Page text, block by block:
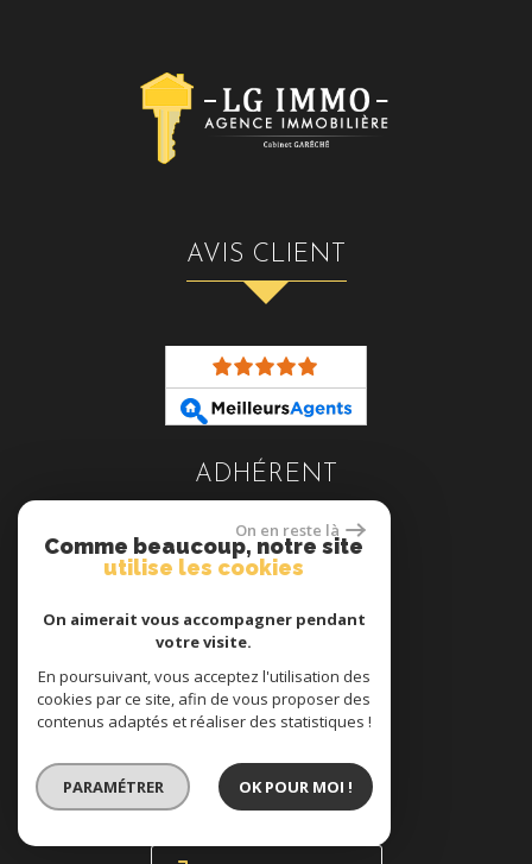
AVIS CLIENT
ADHÉRENT
se connecter
On en reste là
Comme beaucoup, notre site
utilise les cookies
On aimerait vous accompagner pendant
votre visite.
En poursuivant, vous acceptez l'utilisation des
cookies par ce site, afin de vous proposer des
contenus adaptés et réaliser des statistiques !
PARAMÉTRER OK POUR MOI !